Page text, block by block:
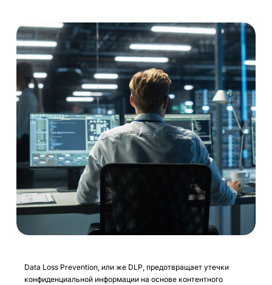
Data Loss Prevention, или же DLP, предотвращает утечки
конфиденциальной информации на основе контентного